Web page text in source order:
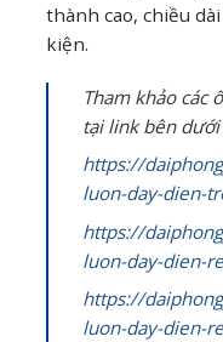
thành cao, chiều
kiện.
Tham khảo các
tại link bên dưới
https://
luon-day-dien-
https://
luon-day-dien-
https://
luon-day-dien-